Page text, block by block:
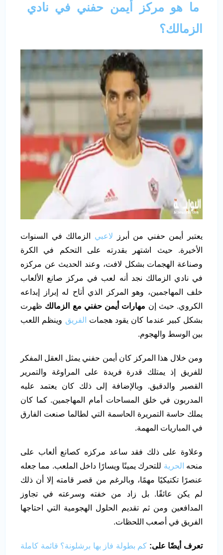
ما هو مركز أيمن حفني في نادي
الزمالك؟
يعتبر أيمن حفني من أبرز لاعبي الزمالك في السنوات
الأخيرة. حيث اشتهر بقدرته على التحكم في الكرة
وصناعة الهجمات بشكل لافت، وعند الحديث عن مركزه
في نادي الزمالك نجد أنه لعب في مركز صانع الألعاب
خلف المهاجمين، وهو المركز الذي أتاح له إبراز إبداعه
الكروي. حيث إن مهارات أيمن حفني مع الزمالك ظهرت
بشكل كبير عندما كان يقود هجمات الفريق وينظم اللعب
بين الوسط والهجوم.
ومن خلال هذا المركز كان أيمن حفني يمثل العقل المفكر
للفريق إذ يمتلك قدرة فريدة على المراوغة والتمرير
القصير والدقيق. وبالإضافة إلى ذلك كان يعتمد عليه
المدربون في خلق المساحات أمام المهاجمين. كما كان
يملك حاسة التمريرة الحاسمة التي لطالما صنعت الفارق
في المباريات المهمة.
وعلاوة على ذلك فقد ساعد مركزه كصانع ألعاب على
منحه الحرية للتحرك يمينًا ويسارًا داخل الملعب. مما جعله
عنصرًا تكتيكيًا مهمًا، وبالرغم من قصر قامته إلا أن ذلك
لم يكن عائقًا. بل زاد من خفته وسرعته في تجاوز
المدافعين ومن ثم تقديم الحلول الهجومية التي احتاجها
الفريق في أصعب اللحظات.
تعرف أيضًا على: كم بطولة فاز بها برشلونة؟ قائمة كاملة